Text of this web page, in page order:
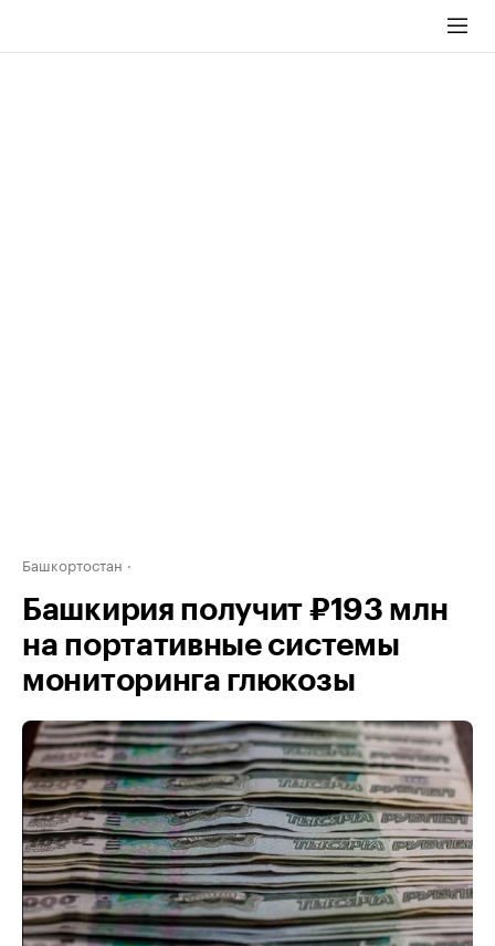
Башкортостан
Башкирия получит ₽193 млн
на портативные системы
мониторинга глюкозы